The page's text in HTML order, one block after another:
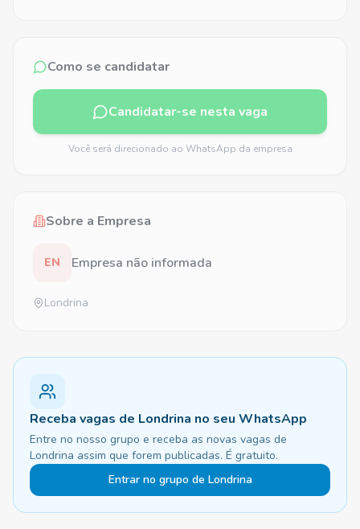
Como se candidatar
Candidatar-se nesta vaga
Você será direcionado ao WhatsApp da empresa
Sobre a Empresa
EN Empresa não informada
Londrina
Receba vagas de Londrina no seu WhatsApp
Entre no nosso grupo e receba as novas vagas de
Londrina assim que forem publicadas. É gratuito.
Entrar no grupo de Londrina